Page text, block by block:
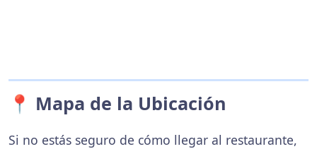
📍 Mapa de la Ubicación
Si no estás seguro de cómo llegar al restaurante,